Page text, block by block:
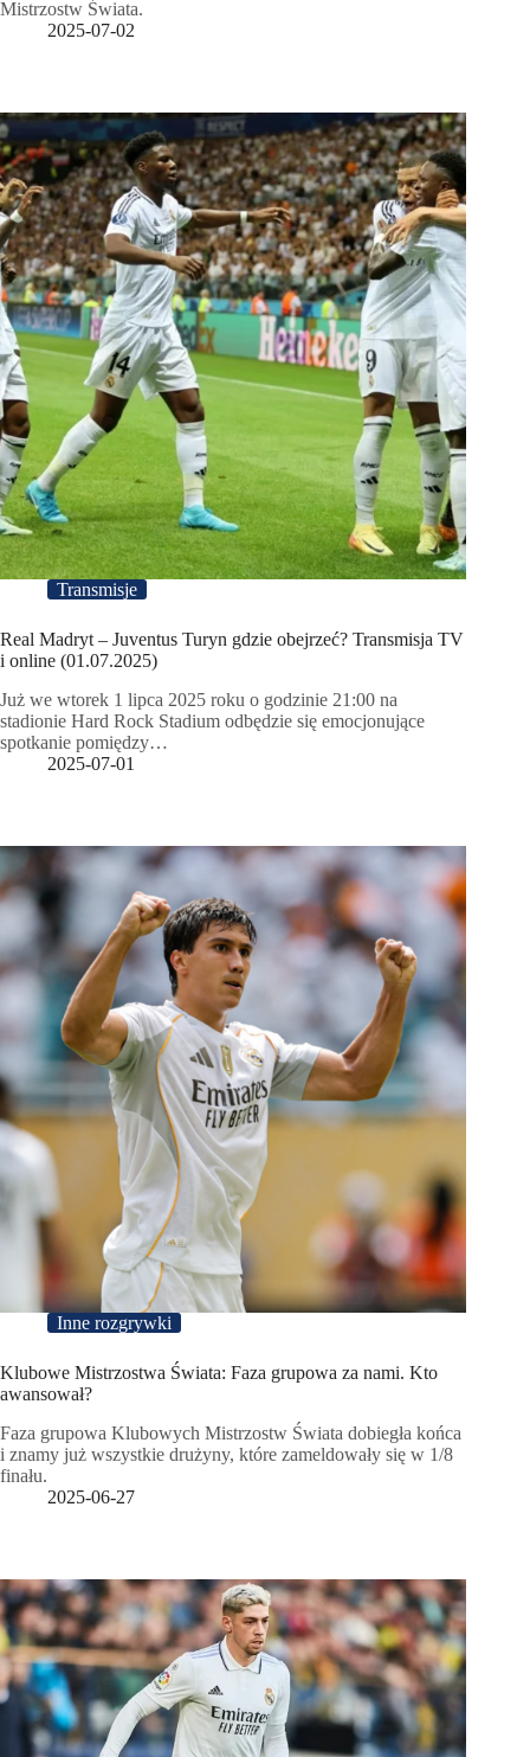
Mistrzostw Świata.
2025-07-02
Transmisje
Real Madryt – Juventus Turyn gdzie obejrzeć? Transmisja TV
i online (01.07.2025)
Już we wtorek 1 lipca 2025 roku o godzinie 21:00 na
stadionie Hard Rock Stadium odbędzie się emocjonujące
spotkanie pomiędzy…
2025-07-01
Inne rozgrywki
Klubowe Mistrzostwa Świata: Faza grupowa za nami. Kto
awansował?
Faza grupowa Klubowych Mistrzostw Świata dobiegła końca
i znamy już wszystkie drużyny, które zameldowały się w 1/8
finału.
2025-06-27